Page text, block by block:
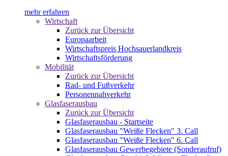
mehr erfahren
Wirtschaft
Zurück zur Übersicht
Europaarbeit
Wirtschaftspreis Hochsauerlandkreis
Wirtschaftsförderung
Mobilität
Zurück zur Übersicht
Rad- und Fußverkehr
Personennahverkehr
Glasfaserausbau
Zurück zur Übersicht
Glasfaserausbau - Startseite
Glasfaserausbau "Weiße Flecken" 3. Call
Glasfaserausbau "Weiße Flecken" 6. Call
Glasfaserausbau Gewerbegebiete (Sonderaufruf)